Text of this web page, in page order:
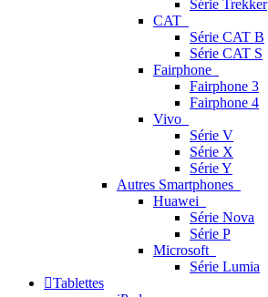
Série Trekker
CAT
Série CAT B
Série CAT S
Fairphone
Fairphone 3
Fairphone 4
Vivo
Série V
Série X
Série Y
Autres Smartphones
Huawei
Série Nova
Série P
Microsoft
Série Lumia
Tablettes